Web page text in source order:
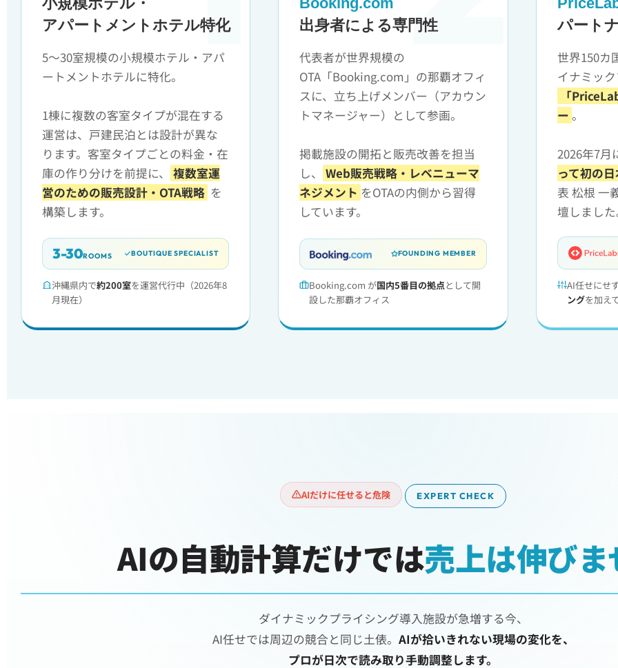
アパートメントホテル特化
5〜30室規模の小規模ホテル・アパ
ートメントホテルに特化。
1棟に複数の客室タイプが混在する
運営は、戸建民泊とは設計が異な
ります。客室タイプごとの料金・在
庫の作り分けを前提に、
複数室運
営のための販売設計・OTA戦略 を
構築します。
3-30ROOMS BOUTIQUE SPECIALIST
沖縄県内で約200室を運営代行中（2026年8
月現在）
出身者による専門性
代表者が世界規模の
OTA「Booking.com」の那覇オフィ
スに、立ち上げメンバー（アカウン
トマネージャー）として参画。
掲載施設の開拓と販売改善を担当
し、
Web販売戦略・レベニューマ
ネジメント をOTAの内側から習得
しています。
FOUNDING MEMBER
Booking.com が国内5番目の拠点として開
設した那覇オフィス
パート
世界150カ
イナミッ
「
ー 。
2026年7月
って初の
表 松根 一
壇しまし
AI任せにせ
ングを加え
AIだけに任せると危険 EXPERT CHECK
AIの自動計算だけでは売上は伸びま
ダイナミックプライシング導入施設が急増する今、
AI任せでは周辺の競合と同じ土俵。 AIが拾いきれない現場の変化を、
プロが日次で読み取り手動調整します。